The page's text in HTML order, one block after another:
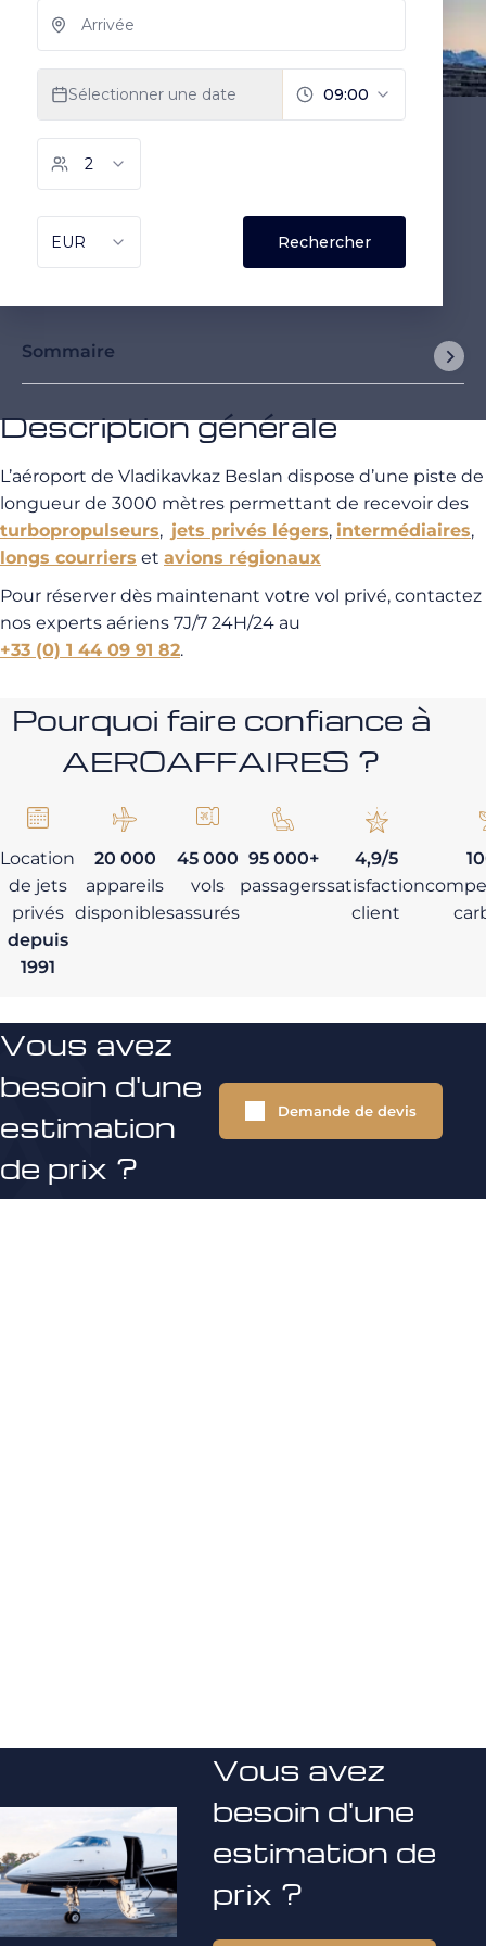
Sommaire
Description générale
L’aéroport de Vladikavkaz Beslan dispose d’une piste de
longueur de 3000 mètres permettant de recevoir des
turbopropulseurs, jets privés légers, intermédiaires,
longs courriers et avions régionaux
Pour réserver dès maintenant votre vol privé, contactez
nos experts aériens 7J/7 24H/24 au
+33 (0) 1 44 09 91 82.
Pourquoi faire confiance à
AEROAFFAIRES ?
Location
de jets
privés
depuis
1991
20 000
appareils
disponibles
45 000
vols
assurés
95 000+
passagers
4,9/5
satisfaction
client
Vous avez
besoin d'une
estimation
de prix ?
Demande de devis
Vous avez
besoin d'une
estimation de
prix ?